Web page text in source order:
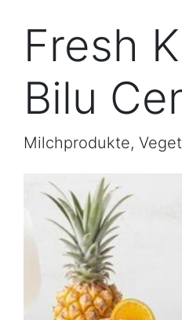
Fresh
Bilu
Milchprodukte,